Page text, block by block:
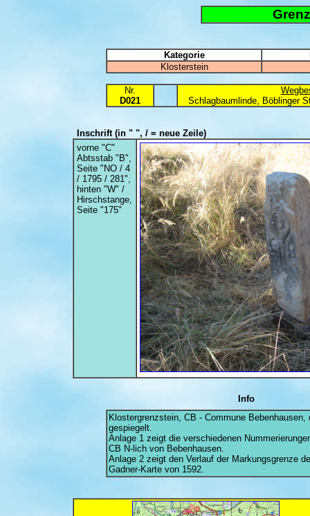
Kategorie
Klosterstein
Nr.
D021
Schlagbaumlinde, Böblinger
Inschrift(in " ", / = neue Zeile)
vorne "C"
Abtsstab "B",
Seite "NO / 4
/ 1795 / 281",
hinten "W" /
Hirschstange,
Seite "175"
Info
Klostergrenzstein, CB - Commune Bebenhausen,
gespiegelt.
Anlage 1 zeigt die verschiedenen
CB N-lich von Bebenhausen.
Anlage 2 zeigt den Verlauf der Markungsgrenze
Gadner-Karte von 1592.